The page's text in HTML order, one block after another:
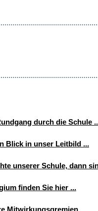
durch die Schule
Blick in unser Leitbild ...
unserer Schule, dann
finden Sie hier ...